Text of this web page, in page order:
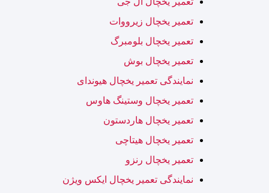
تعمیر یخچال زیرووات
تعمیر یخچال بلومبرگ
تعمیر یخچال بوش
نمایندگی تعمیر یخچال هیوندای
تعمیر یخچال وستینگ هاوس
تعمیر یخچال هاردستون
تعمیر یخچال هیتاچی
تعمیر یخچال رنزو
نمایندگی تعمیر یخچال ایکس ویژن